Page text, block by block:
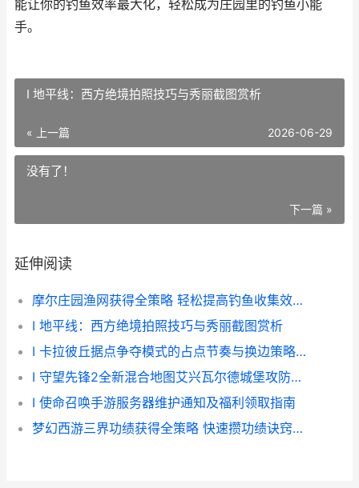
能让你的钓鱼效率最大化，轻松成为庄园里的钓鱼小能
手。
I 地平线：西方绝境拍照技巧与秀丽截图赏析
« 上一篇 2026-06-29
没有了！
下一篇 »
延伸阅读
摩尔庄园渔网获得全策略 轻松提高钓鱼收集效率 摩尔庄园渔网用处
I 地平线：西方绝境拍照技巧与秀丽截图赏析
I 卡拉彼丘据点争夺模式的占点节奏与换边策略探讨
I 守望先锋2全新混合地图艾兴瓦尔德城堡攻防战解析
I 使命召唤手游服务器维护通知及福利领取指南
梦幻西游三界功绩获得全策略 快速攒功绩诀窍集合 梦幻西游三界功绩怎么查询